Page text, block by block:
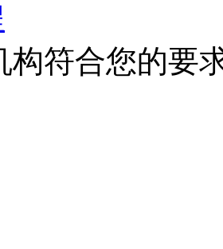
构符合您的要